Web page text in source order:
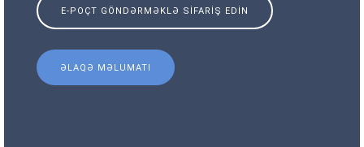
E-POÇT GÖNDƏRMƏKLƏ SIFARIŞ EDIN
ƏLAQƏ MƏLUMATI